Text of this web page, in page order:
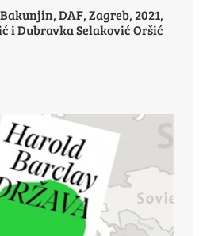
DAF, Zagreb, 2021,
i Dubravka Selaković Oršić